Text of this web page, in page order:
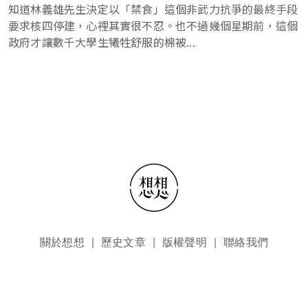
知道林義雄先生決定以「禁食」這個非武力抗爭的最終手段
要求核四停建，心裡其實很不忍。也不過幾個星期前，這個
政府才讓數千大學生犧牲舒服的棉被...
頁尾選單關於想想 歷史文章 版權聲明 聯絡我們